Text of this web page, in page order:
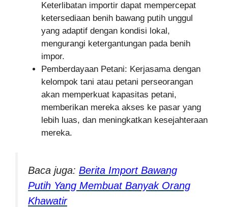
Keterlibatan importir dapat mempercepat
ketersediaan benih bawang putih unggul
yang adaptif dengan kondisi lokal,
mengurangi ketergantungan pada benih
impor.
Pemberdayaan Petani: Kerjasama dengan
kelompok tani atau petani perseorangan
akan memperkuat kapasitas petani,
memberikan mereka akses ke pasar yang
lebih luas, dan meningkatkan kesejahteraan
mereka.
Baca juga: Berita Import Bawang
Putih Yang Membuat Banyak Orang
Khawatir